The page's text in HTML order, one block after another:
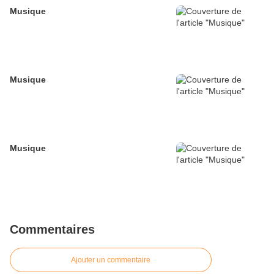
Musique
Musique
Musique
Commentaires
Ajouter un commentaire